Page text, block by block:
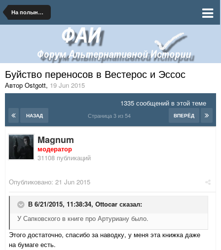
На полынных тропинках далеких планет
Буйство переносов в Вестерос и Эссос
Автор Ostgott, 19 Jun 2015
1335 сообщений в этой теме
НАЗАД ВПЕРЁД
Страница 3 из 54
Magnum
модератор
31108 публикаций
Опубликовано: 21 Jun 2015
В 6/21/2015, 11:38:34, Ottocar сказал:
У Сапковского в книге про Артуриану было.
Этого достаточно, спасибо за наводку, у меня эта книжка даже
на бумаге есть.